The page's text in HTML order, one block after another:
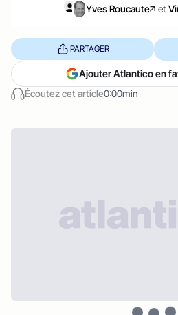
Yves Roucaute et
Écoutez cet article0:00min
PARTAGER
Ajouter Atlantico en